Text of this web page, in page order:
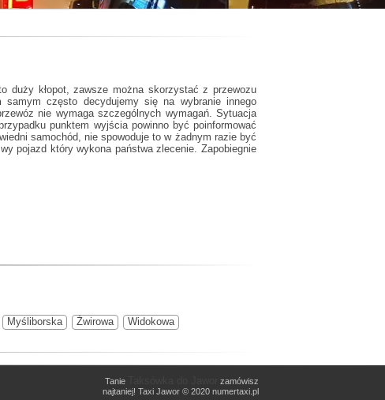
duży kłopot, zawsze można skorzystać z przewozu
często decydujemy się na wybranie innego
nie wymaga szczególnych wymagań. Sytuacja
punktem wyjścia powinno być poinformować
samochód, nie spowoduje to w żadnym razie być
pojazd który wykona państwa zlecenie. Zapobiegnie
Myśliborska Żwirowa
Widokowa
Tanie
zamówisz
najtaniej! Taxi Jawor © 2020 numertaxi.pl